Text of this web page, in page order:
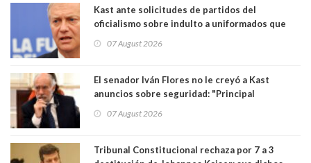
Kast ante solicitudes de partidos del
oficialismo sobre indulto a uniformados que
07 August 2026
El senador Iván Flores no le creyó a Kast
anuncios sobre seguridad: "Principal
perseguir ruta del dinero y levantar secreto
07 August 2026
Tribunal Constitucional rechaza por 7 a 3